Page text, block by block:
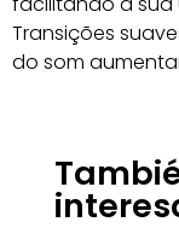
Transições
do som